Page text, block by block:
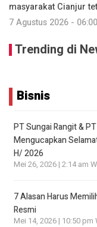
masyarakat Cianjur
7 Agustus 2026 -
Trending di
Bisnis
PT Sungai Rangit &
Mengucapkan
H/ 2026
Mei 26, 2026 | 2:14 am
7 Alasan Harus
Resmi
Mei 14, 2026 | 10:50 pm